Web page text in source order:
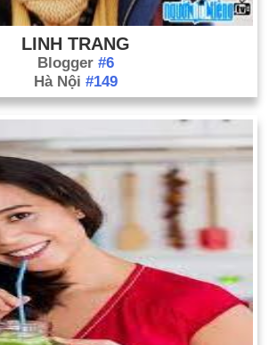
LINH TRANG
Blogger #6
Hà Nội #149